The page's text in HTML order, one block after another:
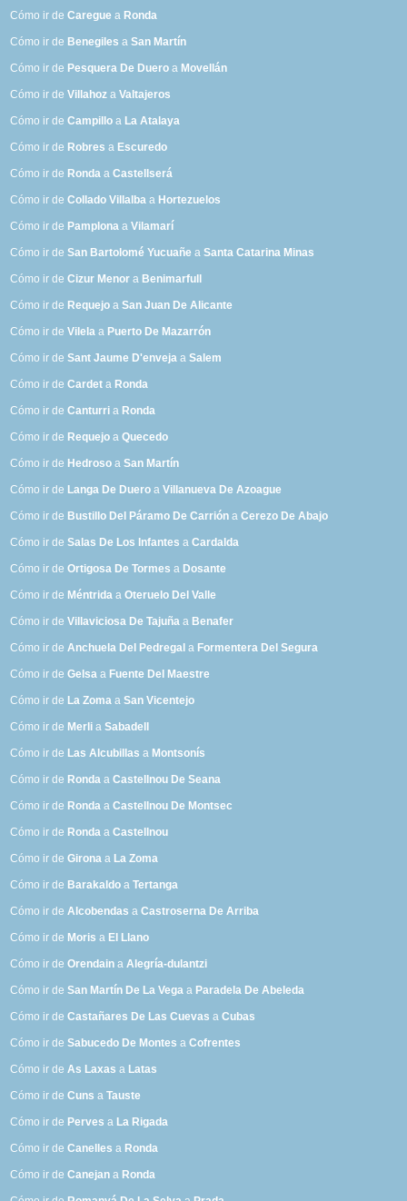
Cómo ir deCaregue a Ronda
Cómo ir de Benegiles aSan Martín
Cómo ir de Pesquera De Duero a Movellán
Cómo ir deVillahoz aValtajeros
Cómo ir deCampillo a La Atalaya
Cómo ir de Robres a Escuredo
Cómo ir de Ronda aCastellserá
Cómo ir deCollado Villalba a Hortezuelos
Cómo ir de Pamplona aVilamarí
Cómo ir deSan Bartolomé Yucuañe aSanta Catarina Minas
Cómo ir deCizur Menor a Benimarfull
Cómo ir de Requejo aSan Juan De Alicante
Cómo ir deVilela a Puerto De Mazarrón
Cómo ir deSant Jaume D'enveja aSalem
Cómo ir deCardet a Ronda
Cómo ir deCanturri a Ronda
Cómo ir de Requejo aQuecedo
Cómo ir de Hedroso aSan Martín
Cómo ir de Langa De Duero aVillanueva De Azoague
Cómo ir de Bustillo Del Páramo De Carrión aCerezo De Abajo
Cómo ir deSalas De Los Infantes aCardalda
Cómo ir deOrtigosa De Tormes a Dosante
Cómo ir de Méntrida aOteruelo Del Valle
Cómo ir deVillaviciosa De Tajuña a Benafer
Cómo ir deAnchuela Del Pedregal a Formentera Del Segura
Cómo ir deGelsa a Fuente Del Maestre
Cómo ir de La Zoma aSan Vicentejo
Cómo ir de Merli aSabadell
Cómo ir de Las Alcubillas a Montsonís
Cómo ir de Ronda aCastellnou De Seana
Cómo ir de Ronda aCastellnou De Montsec
Cómo ir de Ronda aCastellnou
Cómo ir deGirona a La Zoma
Cómo ir de Barakaldo aTertanga
Cómo ir deAlcobendas aCastroserna De Arriba
Cómo ir de Moris a El Llano
Cómo ir deOrendain aAlegría-dulantzi
Cómo ir deSan Martín De La Vega a Paradela De Abeleda
Cómo ir deCastañares De Las Cuevas aCubas
Cómo ir deSabucedo De Montes aCofrentes
Cómo ir deAs Laxas a Latas
Cómo ir deCuns aTauste
Cómo ir de Perves a La Rigada
Cómo ir deCanelles a Ronda
Cómo ir deCanejan a Ronda